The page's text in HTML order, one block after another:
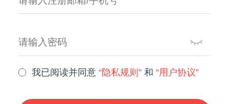
我已阅读并同意“隐私规则” 和“用户协议”